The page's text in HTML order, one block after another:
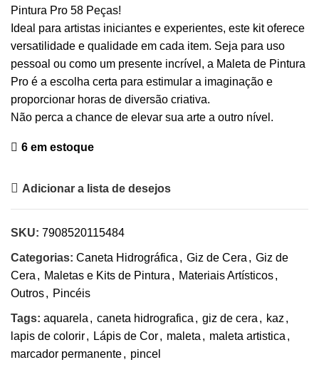
Pintura Pro 58 Peças!
Ideal para artistas iniciantes e experientes, este kit oferece
versatilidade e qualidade em cada item. Seja para uso
pessoal ou como um presente incrível, a Maleta de Pintura
Pro é a escolha certa para estimular a imaginação e
proporcionar horas de diversão criativa.
Não perca a chance de elevar sua arte a outro nível.
6 em estoque
Adicionar a lista de desejos
SKU: 7908520115484
Categorias: Caneta Hidrográfica , Giz de Cera , Giz de
Cera , Maletas e Kits de Pintura , Materiais Artísticos,
Outros, Pincéis
Tags: aquarela , caneta hidrografica , giz de cera , kaz ,
lapis de colorir, Lápis de Cor, maleta , maleta artistica ,
marcador permanente, pincel